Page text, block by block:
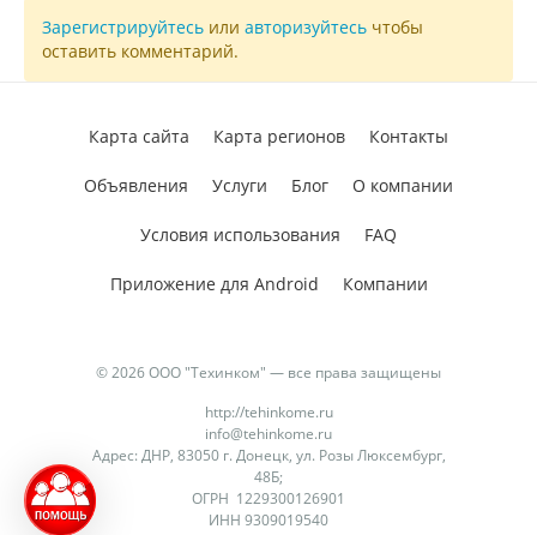
Зарегистрируйтесь или авторизуйтесь чтобы
оставить комментарий.
© 2026 ООО "Техинком" — все права защищены
http://tehinkome.ru
info@tehinkome.ru
Адрес: ДНР, 83050 г. Донецк, ул. Розы Люксембург,
48Б;
ОГРН 1229300126901
ИНН 9309019540
Карта сайта Карта регионов Контакты
Объявления Услуги Блог О компании
Условия использования FAQ
Приложение для Android Компании